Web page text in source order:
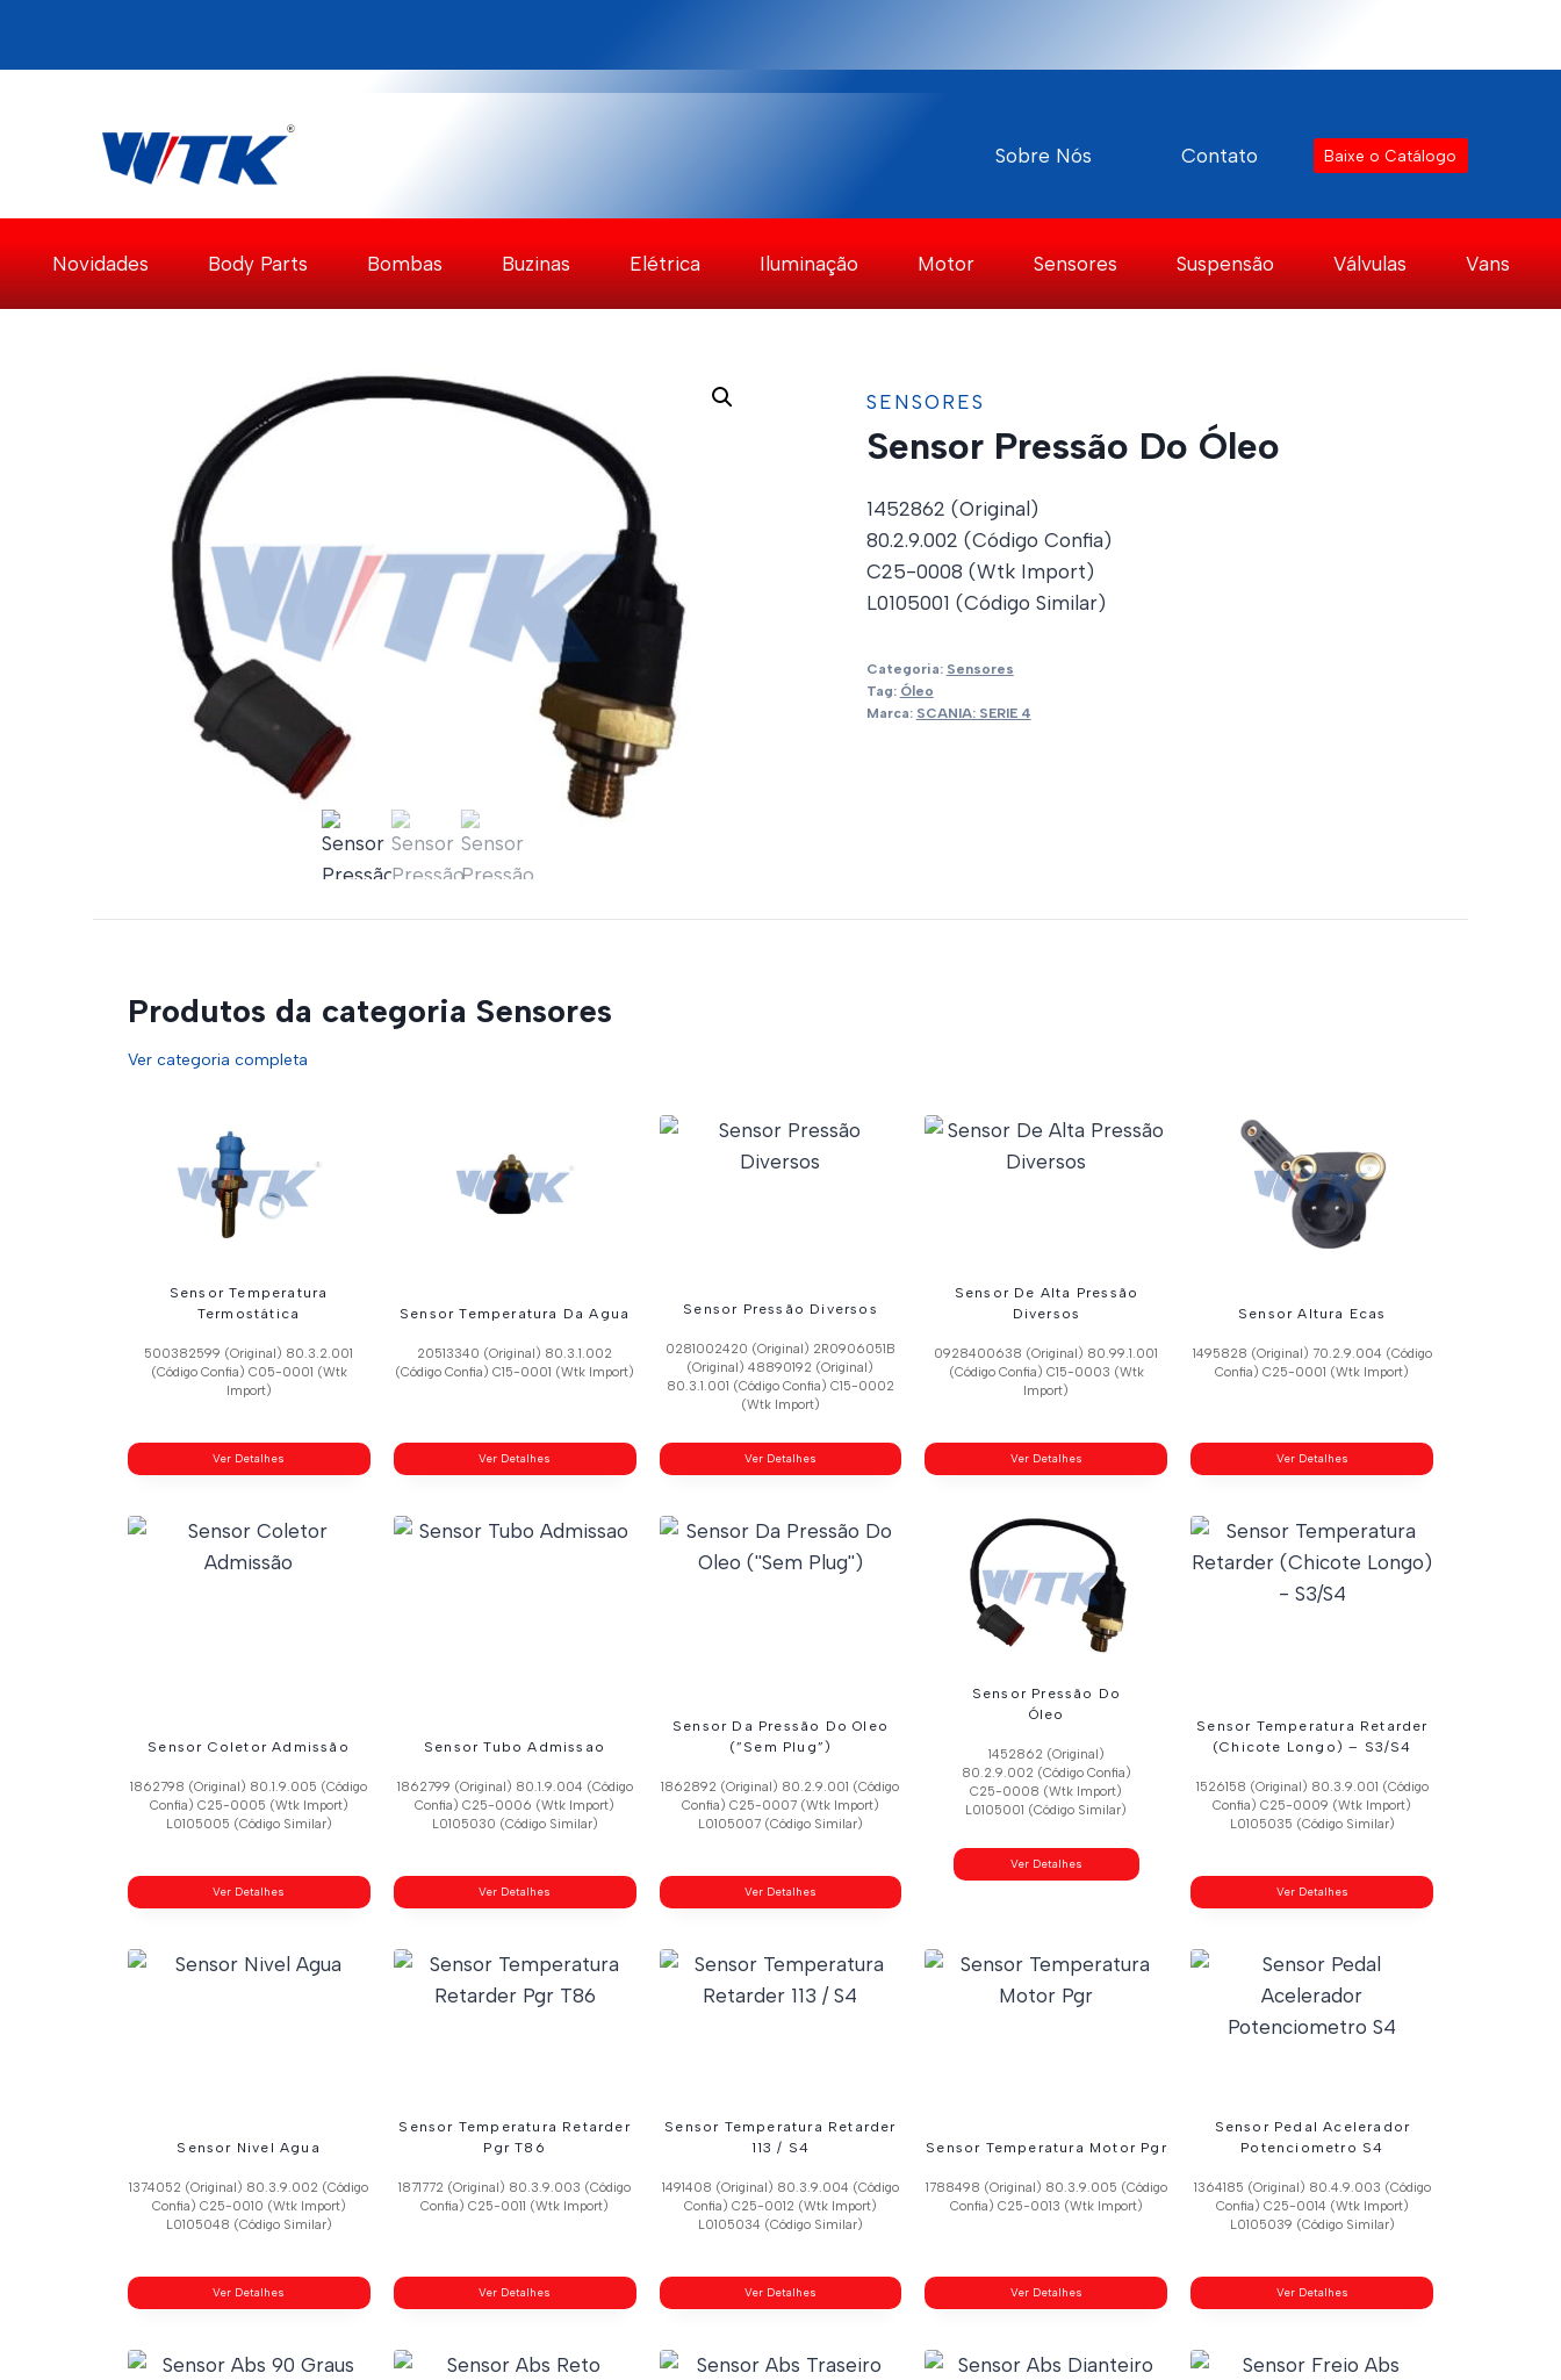
o
Sobre Nós Contato Baixe o Catálogo
Novidades Body Parts Bombas Buzinas Elétrica Iluminação Motor Sensores Suspensão Válvulas Vans
SENSORES
Sensor Pressão Do Óleo
1452862 (Original)
80.2.9.002 (Código Confia)
C25-0008 (Wtk Import)
L0105001 (Código Similar)
Categoria: Sensores
Tag: Óleo
Marca: SCANIA: SERIE 4
Produtos da categoria Sensores
Ver categoria completa
Sensor Temperatura
Termostática
500382599 (Original) 80.3.2.001
(Código Confia) C05-0001 (Wtk
Import)
Ver Detalhes
Sensor Temperatura Da Agua
20513340 (Original) 80.3.1.002
(Código Confia) C15-0001 (Wtk Import)
Ver Detalhes
Sensor Pressão Diversos
0281002420 (Original) 2R0906051B
(Original) 48890192 (Original)
80.3.1.001 (Código Confia) C15-0002
(Wtk Import)
Ver Detalhes
Sensor De Alta Pressão
Diversos
0928400638 (Original) 80.99.1.001
(Código Confia) C15-0003 (Wtk
Import)
Ver Detalhes
Sensor Altura Ecas
1495828 (Original) 70.2.9.004 (Código
Confia) C25-0001 (Wtk Import)
Ver Detalhes
Sensor Coletor Admissão
1862798 (Original) 80.1.9.005 (Código
Confia) C25-0005 (Wtk Import)
L0105005 (Código Similar)
Ver Detalhes
Sensor Tubo Admissao
1862799 (Original) 80.1.9.004 (Código
Confia) C25-0006 (Wtk Import)
L0105030 (Código Similar)
Ver Detalhes
Sensor Da Pressão Do Oleo
(”Sem Plug”)
1862892 (Original) 80.2.9.001 (Código
Confia) C25-0007 (Wtk Import)
L0105007 (Código Similar)
Ver Detalhes
Sensor Pressão Do
Óleo
1452862 (Original)
80.2.9.002 (Código Confia)
C25-0008 (Wtk Import)
L0105001 (Código Similar)
Ver Detalhes
Sensor Temperatura Retarder
(Chicote Longo) – S3/S4
1526158 (Original) 80.3.9.001 (Código
Confia) C25-0009 (Wtk Import)
L0105035 (Código Similar)
Ver Detalhes
Sensor Nivel Agua
1374052 (Original) 80.3.9.002 (Código
Confia) C25-0010 (Wtk Import)
L0105048 (Código Similar)
Ver Detalhes
Sensor Temperatura Retarder
Pgr T86
1871772 (Original) 80.3.9.003 (Código
Confia) C25-0011 (Wtk Import)
Ver Detalhes
Sensor Temperatura Retarder
113 / S4
1491408 (Original) 80.3.9.004 (Código
Confia) C25-0012 (Wtk Import)
L0105034 (Código Similar)
Ver Detalhes
Sensor Temperatura Motor Pgr
1788498 (Original) 80.3.9.005 (Código
Confia) C25-0013 (Wtk Import)
Ver Detalhes
Sensor Pedal Acelerador
Potenciometro S4
1364185 (Original) 80.4.9.003 (Código
Confia) C25-0014 (Wtk Import)
L0105039 (Código Similar)
Ver Detalhes